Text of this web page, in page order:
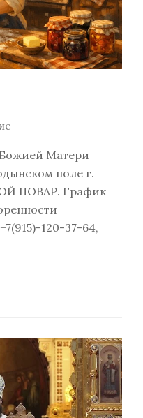
Матери
поле г.
ПОВАР. График
120-37-64,